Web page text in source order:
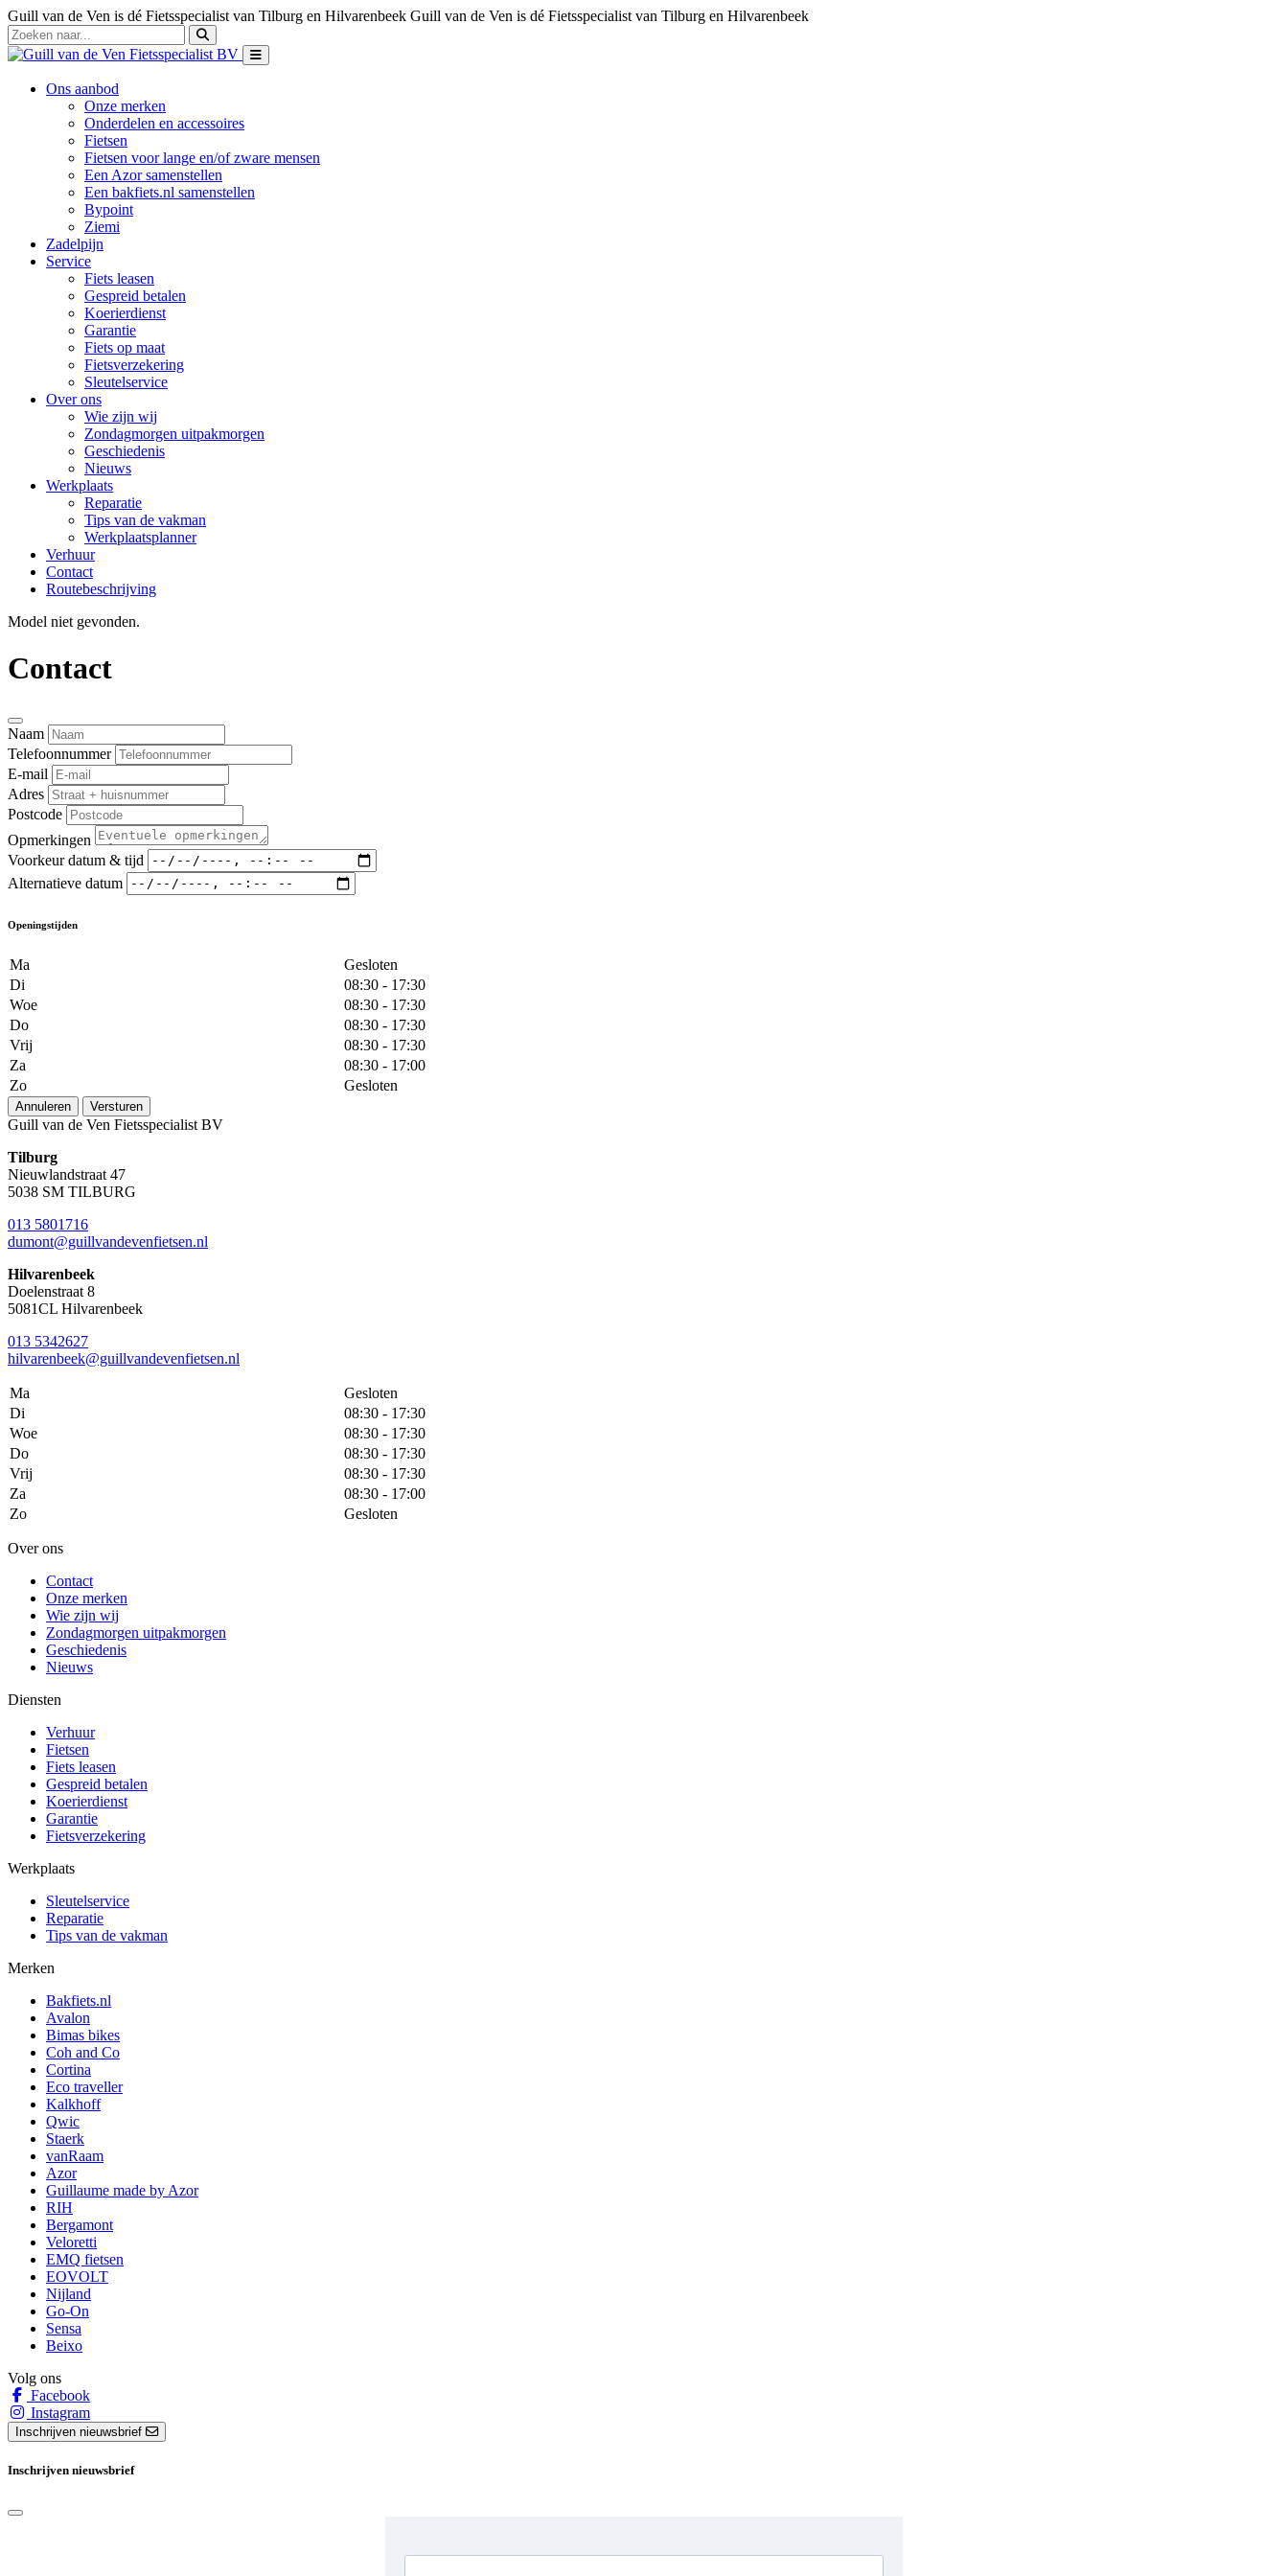
Guill van de Ven is dé Fietsspecialist van Tilburg en Hilvarenbeek Guill van de Ven is dé Fietsspecialist van Tilburg en Hilvarenbeek
Ons aanbod
Onze merken
Onderdelen en accessoires
Fietsen
Fietsen voor lange en/of zware mensen
Een Azor samenstellen
Een bakfiets.nl samenstellen
Bypoint
Ziemi
Zadelpijn
Service
Fiets leasen
Gespreid betalen
Koerierdienst
Garantie
Fiets op maat
Fietsverzekering
Sleutelservice
Over ons
Wie zijn wij
Zondagmorgen uitpakmorgen
Geschiedenis
Nieuws
Werkplaats
Reparatie
Tips van de vakman
Werkplaatsplanner
Verhuur
Contact
Routebeschrijving
Model niet gevonden.
Contact
Naam
Telefoonnummer
E-mail
Adres
Postcode
Opmerkingen
Voorkeur datum & tijd
Alternatieve datum
Openingstijden
Ma
Gesloten
Di
08:30 - 17:30
Woe
08:30 - 17:30
Do
08:30 - 17:30
Vrij
08:30 - 17:30
Za
08:30 - 17:00
Zo
Gesloten
Annuleren Versturen
Guill van de Ven Fietsspecialist BV
Tilburg
Nieuwlandstraat 47
5038 SM TILBURG
013 5801716
dumont@guillvandevenfietsen.nl
Hilvarenbeek
Doelenstraat 8
5081CL Hilvarenbeek
013 5342627
hilvarenbeek@guillvandevenfietsen.nl
Ma
Gesloten
Di
08:30 - 17:30
Woe
08:30 - 17:30
Do
08:30 - 17:30
Vrij
08:30 - 17:30
Za
08:30 - 17:00
Zo
Gesloten
Over ons
Contact
Onze merken
Wie zijn wij
Zondagmorgen uitpakmorgen
Geschiedenis
Nieuws
Diensten
Verhuur
Fietsen
Fiets leasen
Gespreid betalen
Koerierdienst
Garantie
Fietsverzekering
Werkplaats
Sleutelservice
Reparatie
Tips van de vakman
Merken
Bakfiets.nl
Avalon
Bimas bikes
Coh and Co
Cortina
Eco traveller
Kalkhoff
Qwic
Staerk
vanRaam
Azor
Guillaume made by Azor
RIH
Bergamont
Veloretti
EMQ fietsen
EOVOLT
Nijland
Go-On
Sensa
Beixo
Volg ons
Facebook
Instagram
Inschrijven nieuwsbrief
Inschrijven nieuwsbrief